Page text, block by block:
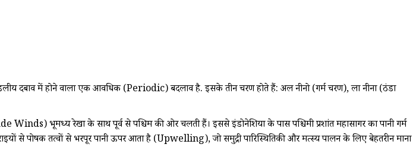
दबाव में होने वाला एक आवधिक (Periodic) बदलाव है. इसके तीन चरण होते हैं: अल नीनो (गर्म चरण), ला नीना (ठंडा
भूमध्य रेखा के साथ पूर्व से पश्चिम की ओर चलती हैं। इससे इंडोनेशिया के पास पश्चिमी प्रशांत महासागर का पानी गर्म
से पोषक तत्वों से भरपूर पानी ऊपर आता है (Upwelling), जो समुद्री पारिस्थितिकी और मत्स्य पालन के लिए बेहतरीन माना